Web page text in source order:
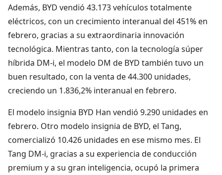
Además, BYD vendió 43.173 vehículos totalmente
eléctricos, con un crecimiento interanual del 451% en
febrero, gracias a su extraordinaria innovación
tecnológica. Mientras tanto, con la tecnología súper
híbrida DM-i, el modelo DM de BYD también tuvo un
buen resultado, con la venta de 44.300 unidades,
creciendo un 1.836,2% interanual en febrero.
El modelo insignia BYD Han vendió 9.290 unidades en
febrero. Otro modelo insignia de BYD, el Tang,
comercializó 10.426 unidades en ese mismo mes. El
Tang DM-i, gracias a su experiencia de conducción
premium y a su gran inteligencia, ocupó la primera